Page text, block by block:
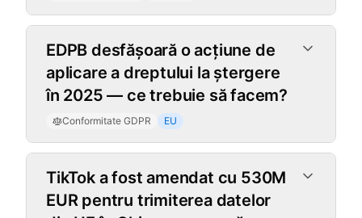
Conformitate GDPR
EDPB desfășoară o acțiune de
aplicare a dreptului la ștergere
în 2025 — ce trebuie să facem?
Conformitate GDPR EU
TikTok a fost amendat cu 530M
EUR pentru trimiterea datelor